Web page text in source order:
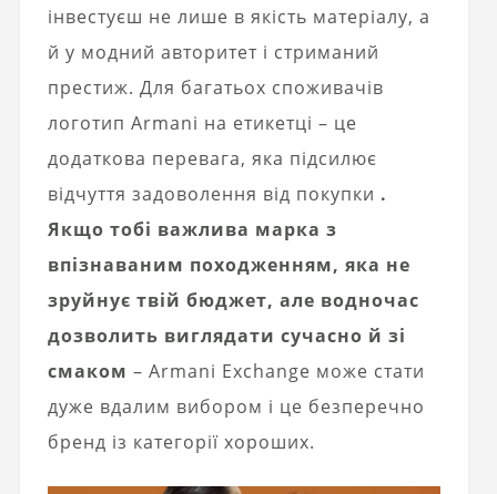
інвестуєш не лише в якість матеріалу, а
й у модний авторитет і стриманий
престиж. Для багатьох споживачів
логотип Armani на етикетці – це
додаткова перевага, яка підсилює
відчуття задоволення від покупки .
Якщо тобі важлива марка з
впізнаваним походженням, яка не
зруйнує твій бюджет, але водночас
дозволить виглядати сучасно й зі
смаком – Armani Exchange може стати
дуже вдалим вибором і це безперечно
бренд із категорії хороших.